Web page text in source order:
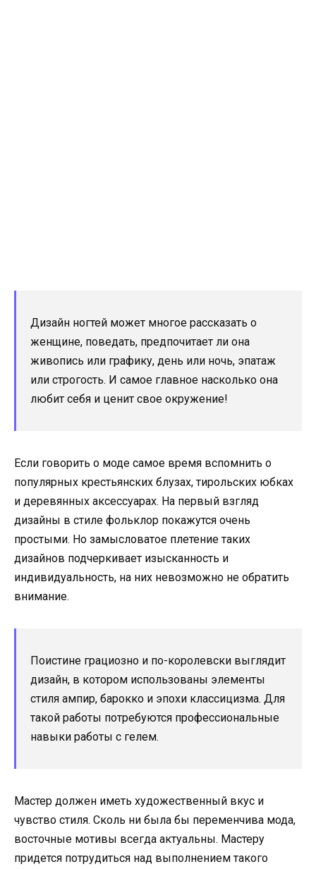
Дизайн ногтей может многое рассказать о
женщине, поведать, предпочитает ли она
живопись или графику, день или ночь, эпатаж
или строгость. И самое главное насколько она
любит себя и ценит свое окружение!
Если говорить о моде самое время вспомнить о
популярных крестьянских блузах, тирольских юбках
и деревянных аксессуарах. На первый взгляд
дизайны в стиле фольклор покажутся очень
простыми. Но замысловатое плетение таких
дизайнов подчеркивает изысканность и
индивидуальность, на них невозможно не обратить
внимание.
Поистине грациозно и по-королевски выглядит
дизайн, в котором использованы элементы
стиля ампир, барокко и эпохи классицизма. Для
такой работы потребуются профессиональные
навыки работы с гелем.
Мастер должен иметь художественный вкус и
чувство стиля. Сколь ни была бы переменчива мода,
восточные мотивы всегда актуальны. Мастеру
придется потрудиться над выполнением такого